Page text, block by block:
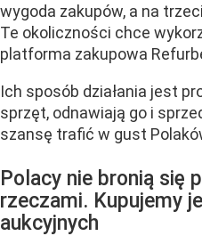
wygoda zakupów, a na
Te okoliczności chce
platforma zakupowa
Ich sposób działania jest
sprzęt, odnawiają go i
szansę trafić w gust
Polacy nie bronią się
rzeczami. Kupujemy
aukcyjnych